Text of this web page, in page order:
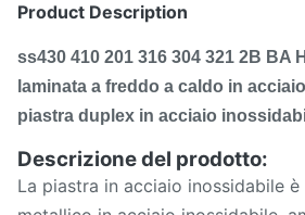
Product Description
ss430 410 201 316 304 321 2B BA
laminata a freddo a caldo in
piastra duplex in acciaio
Descrizione del prodotto:
La piastra in acciaio inossidabile